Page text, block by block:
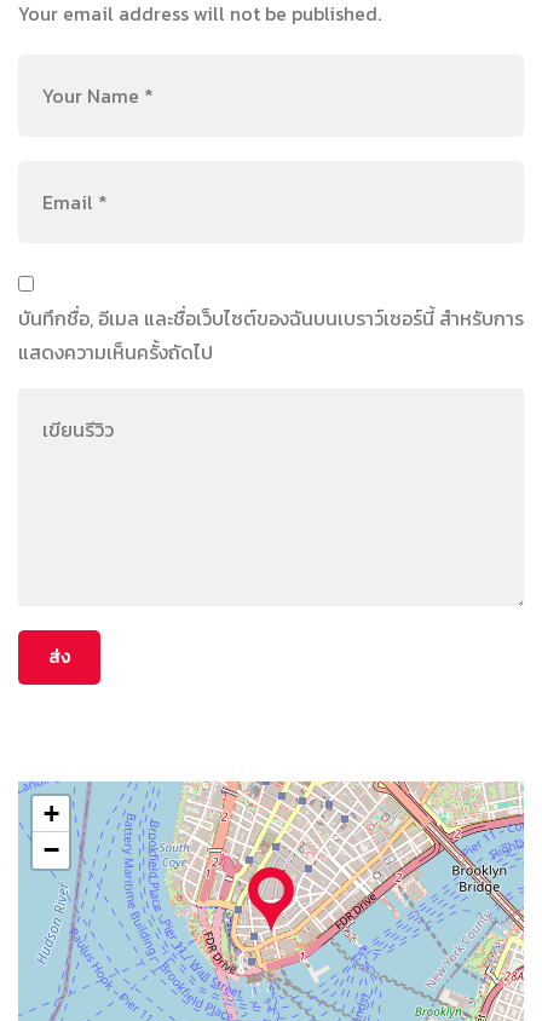
Your email address will not be published.
บันทึกชื่อ, อีเมล และชื่อเว็บไซต์ของฉันบนเบราว์เซอร์นี้ สำหรับการ
แสดงความเห็นครั้งถัดไป
+
−